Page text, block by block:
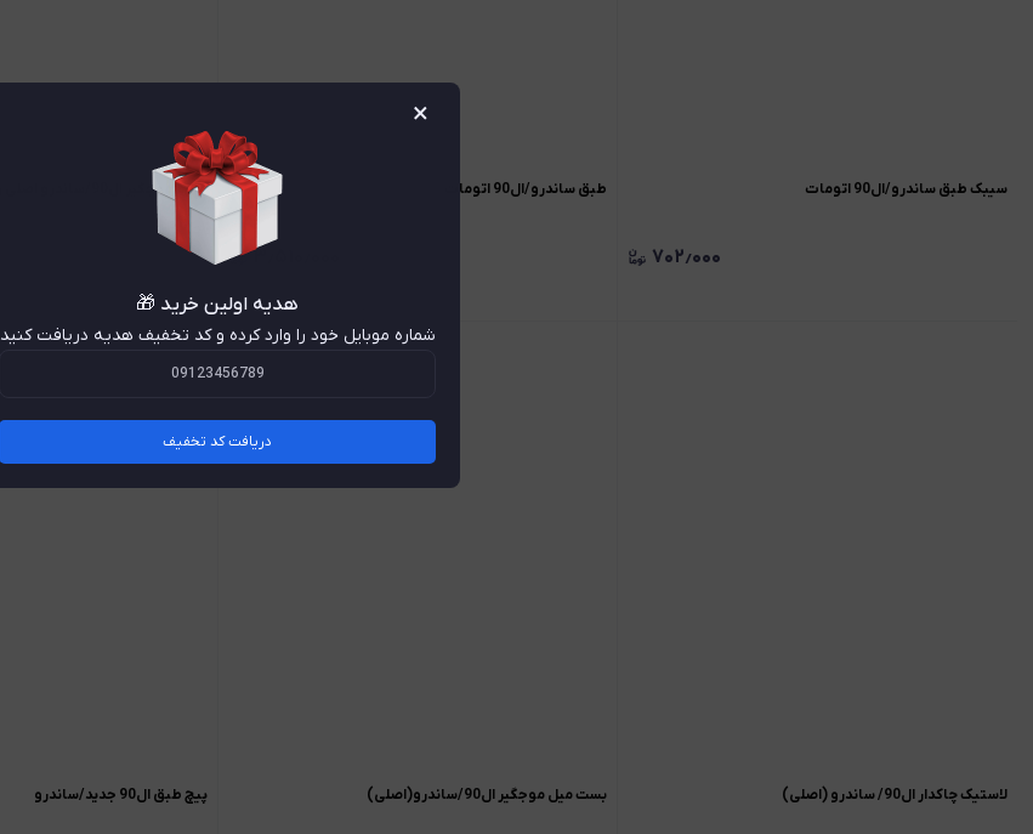
سیبک طبق ساندرو/ال90 اتومات
۷۰۲٫۰۰۰
طبق ساندرو/ال90 اتومات
۳٫۵۱۰٫۰۰۰
لوازم موجگیر ال90/ساندرو اصلی رنو
لاستیک چاکدار ال90/ ساندرو (اصلی) بست میل موجگیر ال90/ساندرو(اصلی) پيچ طبق ال90 جدید/ساندرو
×
هدیه اولین خرید 🎁
شماره موبایل خود را وارد کرده و کد تخفیف هدیه دریافت کنید
دریافت کد تخفیف